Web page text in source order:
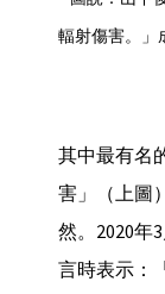
輻射傷害。」
其中最有名
害」（上圖
然。2020年
言時表示：